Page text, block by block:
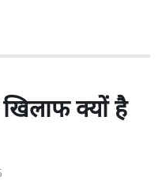
क्यों है